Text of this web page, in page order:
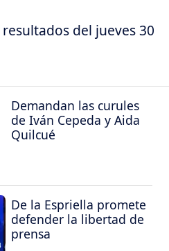
del jueves 30
Demandan las curules
de Iván Cepeda y Aida
Quilcué
De la Espriella promete
defender la libertad de
prensa